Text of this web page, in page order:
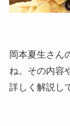
岡本夏生さん
ね。その内容
詳しく解説し